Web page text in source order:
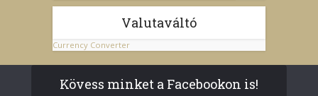
Valutaváltó
Currency Converter
Kövess minket a Facebookon is!